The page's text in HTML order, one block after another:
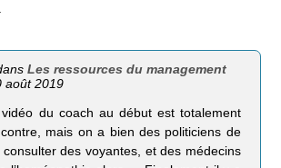
Les ressources du management
août 2019
du coach au début est totalement
mais on a bien des politiciens de
des voyantes, et des médecins